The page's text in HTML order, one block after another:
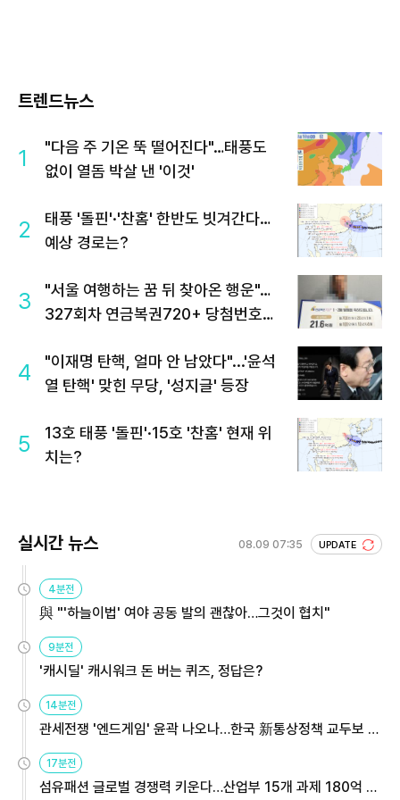
트렌드뉴스
1
"다음 주 기온 뚝 떨어진다"…태풍도
없이 열돔 박살 낸 '이것'
2
태풍 '돌핀'·'찬홈' 한반도 빗겨간다…
예상 경로는?
3
"서울 여행하는 꿈 뒤 찾아온 행운"…
327회차 연금복권720+ 당첨번호조
4
"이재명 탄핵, 얼마 안 남았다"...'윤석
열 탄핵' 맞힌 무당, '성지글' 등장
5
13호 태풍 '돌핀'·15호 '찬홈' 현재 위
치는?
실시간 뉴스 08.09 07:35 UPDATE
4분전
與 "'하늘이법' 여야 공동 발의 괜찮아…그것이 협치"
9분전
'캐시딜' 캐시워크 돈 버는 퀴즈, 정답은?
14분전
관세전쟁 '엔드게임' 윤곽 나오나…한국 新통상정책 교두보 활
17분전
섬유패션 글로벌 경쟁력 키운다…산업부 15개 과제 180억 지